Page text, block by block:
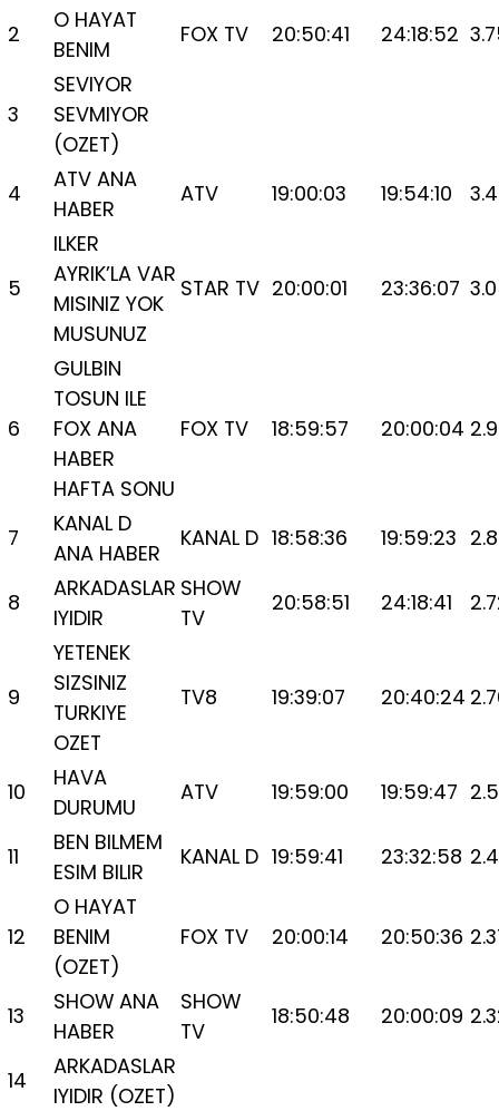
2
O HAYAT
BENIM
FOX TV 20:50:41 24:18:52
3
SEVIYOR
SEVMIYOR
(OZET)
4
ATV ANA
HABER
ATV 19:00:03 19:54:10
5
ILKER
AYRIK’LA VAR
MISINIZ YOK
MUSUNUZ
STAR TV 20:00:01 23:36:07
6
GULBIN
TOSUN ILE
FOX ANA
HABER
HAFTA SONU
FOX TV 18:59:57 20:00:04
7
KANAL D
ANA HABER
KANAL D 18:58:36 19:59:23
8
ARKADASLAR
IYIDIR
SHOW
TV
20:58:51 24:18:41
9
YETENEK
SIZSINIZ
TURKIYE
OZET
TV8 19:39:07 20:40:24
10
HAVA
DURUMU
ATV 19:59:00 19:59:47
11
BEN BILMEM
ESIM BILIR
KANAL D 19:59:41 23:32:58
12
O HAYAT
BENIM
(OZET)
FOX TV 20:00:14 20:50:36
13
SHOW ANA
HABER
SHOW
TV
18:50:48 20:00:09
14
ARKADASLAR
IYIDIR (OZET)